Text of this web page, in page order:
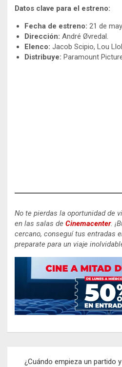
Datos clave para el estreno:
Fecha de estreno: 21 de
Dirección: André Øvredal.
Elenco: Jacob Scipio, Lou
Distribuye: Paramount
No te pierdas la oportunidad de
en las salas de Cinemacenter.
cercano, conseguí tus entradas
preparate para un viaje
¿Cuándo empieza un partido